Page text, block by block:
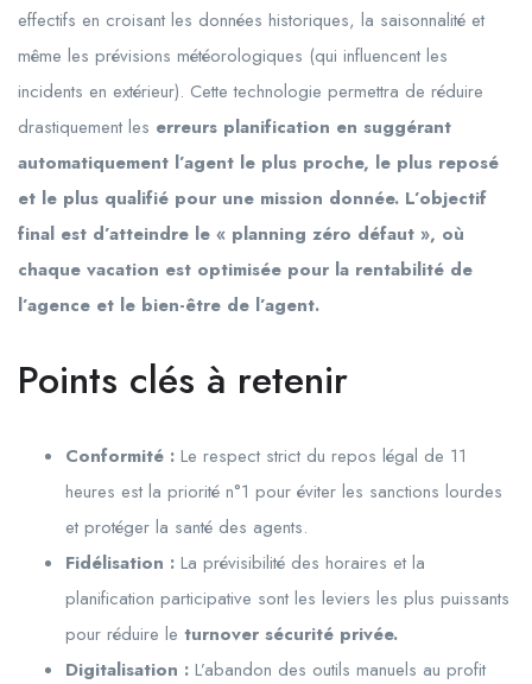
effectifs en croisant les données historiques, la saisonnalité et
même les prévisions météorologiques (qui influencent les
incidents en extérieur). Cette technologie permettra de réduire
drastiquement les erreurs planification en suggérant
automatiquement l’agent le plus proche, le plus reposé
et le plus qualifié pour une mission donnée. L’objectif
final est d’atteindre le « planning zéro défaut », où
chaque vacation est optimisée pour la rentabilité de
l’agence et le bien-être de l’agent.
Points clés à retenir
Conformité : Le respect strict du repos légal de 11
heures est la priorité n°1 pour éviter les sanctions lourdes
et protéger la santé des agents.
Fidélisation : La prévisibilité des horaires et la
planification participative sont les leviers les plus puissants
pour réduire le turnover sécurité privée.
Digitalisation : L’abandon des outils manuels au profit